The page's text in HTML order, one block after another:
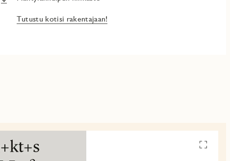
Tutustu kotisi rakentajaan!
Avaa